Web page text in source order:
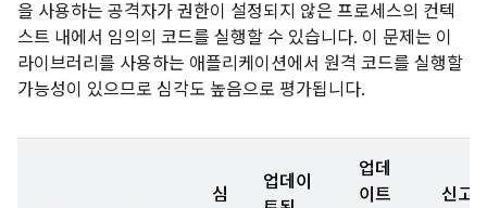
을 사용하는 공격자가 권한이 설정되지 않은 프로세스의 컨텍
스트 내에서 임의의 코드를 실행할 수 있습니다. 이 문제는 이
라이브러리를 사용하는 애플리케이션에서 원격 코드를 실행할
가능성이 있으므로 심각도 높음으로 평가됩니다.
심
업데이
업데
이트
신고